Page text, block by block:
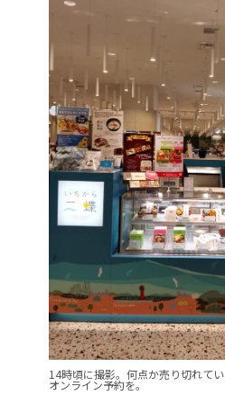
14時頃に撮影。何点か売り切れて
オンライン予約を。